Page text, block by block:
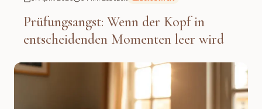
Prüfungsangst: Wenn der Kopf in
entscheidenden Momenten leer wird